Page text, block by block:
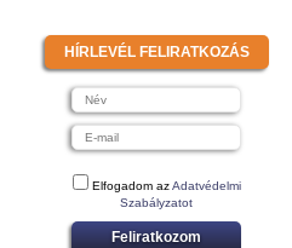
HÍRLEVÉL FELIRATKOZÁS
Elfogadom azAdatvédelmi
Szabályzatot
Feliratkozom